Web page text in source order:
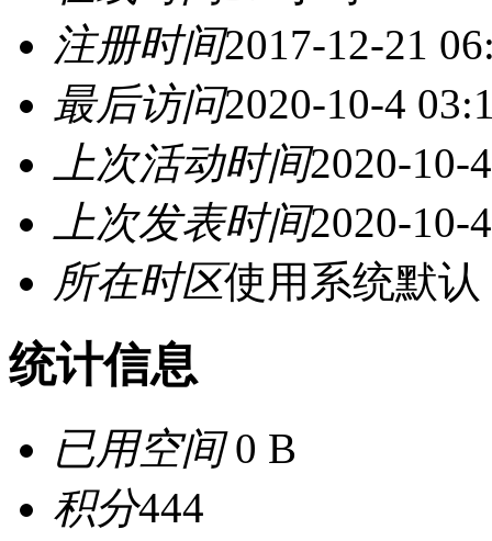
注册时间2017-12-21
最后访问2020-10-4
上次活动时间2020-10-
上次发表时间2020-10-
所在时区使用系统默认
统计信息
已用空间0 B
积分444